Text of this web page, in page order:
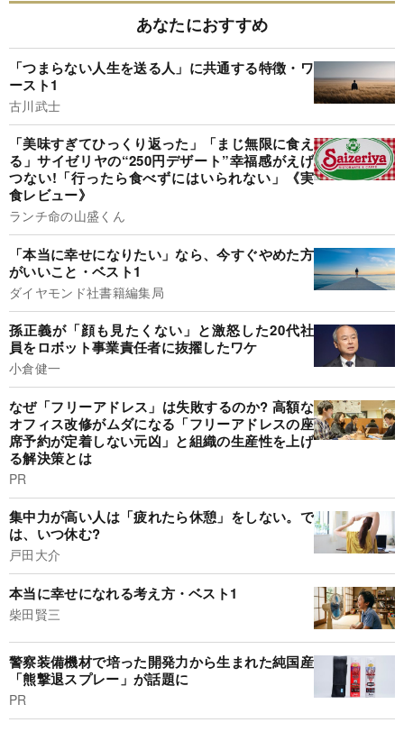
あなたにおすすめ
「つまらない人生を送る人」に共通する特徴・ワ
ースト1
古川武士
「美味すぎてひっくり返った」「まじ無限に食え
る」サイゼリヤの“250円デザート”幸福感がえげ
つない!「行ったら食べずにはいられない」《実
食レビュー》
ランチ命の山盛くん
「本当に幸せになりたい」なら、今すぐやめた方
がいいこと・ベスト1
ダイヤモンド社書籍編集局
孫正義が「顔も見たくない」と激怒した20代社
員をロボット事業責任者に抜擢したワケ
小倉健一
なぜ「フリーアドレス」は失敗するのか? 高額な
オフィス改修がムダになる「フリーアドレスの座
席予約が定着しない元凶」と組織の生産性を上げ
る解決策とは
PR
集中力が高い人は「疲れたら休憩」をしない。で
は、いつ休む?
戸田大介
本当に幸せになれる考え方・ベスト1
柴田賢三
警察装備機材で培った開発力から生まれた純国産
「熊撃退スプレー」が話題に
PR